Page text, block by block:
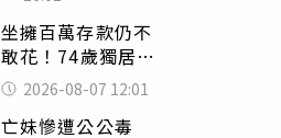
坐擁百萬存款仍不
敢花！74歲獨居翁
「1餐只吃1片吐
司」 半年後暴瘦
嚇壞女兒
2026-08-07 12:01
亡妹慘遭公公毒